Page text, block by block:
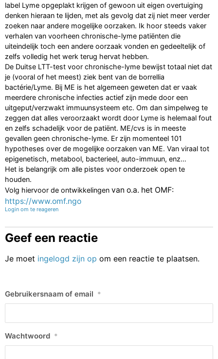
label Lyme opgeplakt krijgen of gewoon uit eigen overtuiging
denken hieraan te lijden, met als gevolg dat zij niet meer verder
zoeken naar andere mogelijke oorzaken. Ik hoor steeds vaker
verhalen van voorheen chronische-lyme patiënten die
uiteindelijk toch een andere oorzaak vonden en gedeeltelijk of
zelfs volledig het werk terug hervat hebben.
De Duitse LTT-test voor chronische-lyme bewijst totaal niet dat
je (vooral of het meest) ziek bent van de borrellia
bactérie/Lyme. Bij ME is het algemeen geweten dat er vaak
meerdere chronische infecties actief zijn mede door een
uitgeput/verzwakt immuunsysteem etc. Om dan simpelweg te
zeggen dat alles veroorzaakt wordt door Lyme is helemaal fout
en zelfs schadelijk voor de patiënt. ME/cvs is in meeste
gevallen geen chronische-lyme. Er zijn momenteel 101
hypotheses over de mogelijke oorzaken van ME. Van viraal tot
epigenetisch, metabool, bacterieel, auto-immuun, enz…
Het is belangrijk om alle pistes voor onderzoek open te
houden.
Volg hiervoor de ontwikkelingen van o.a. het OMF:
https://www.omf.ngo
Login om te reageren
Geef een reactie
Je moet ingelogd zijn op om een reactie te plaatsen.
Gebruikersnaam of email *
Wachtwoord *